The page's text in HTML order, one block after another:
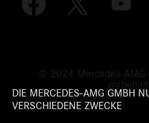
n
e
e
n
e
e
i
n
e
© 2024 Mercedes-AMG
DIE MERCEDES-AMG GMBH
VERSCHIEDENE ZWECKE